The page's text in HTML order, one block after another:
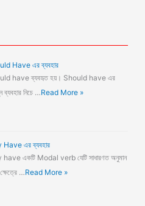
Have এর ব্যবহার
have ব্যবহৃত হয়। Should have এর
ব্যবহার নিচে …Read More »
এর ব্যবহার
একটি Modal verb যেটি সাধারণত অনুমান
…Read More »